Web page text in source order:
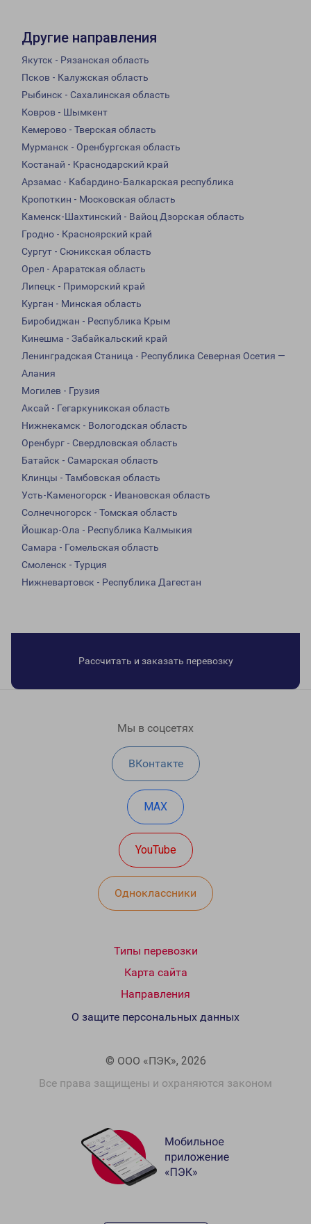
Другие направления
Якутск - Рязанская область
Псков - Калужская область
Рыбинск - Сахалинская область
Ковров - Шымкент
Кемерово - Тверская область
Мурманск - Оренбургская область
Костанай - Краснодарский край
Арзамас - Кабардино-Балкарская республика
Кропоткин - Московская область
Каменск-Шахтинский - Вайоц Дзорская область
Гродно - Красноярский край
Сургут - Сюникская область
Орел - Араратская область
Липецк - Приморский край
Курган - Минская область
Биробиджан - Республика Крым
Кинешма - Забайкальский край
Ленинградская Станица - Республика Северная Осетия —
Алания
Могилев - Грузия
Аксай - Гегаркуникская область
Нижнекамск - Вологодская область
Оренбург - Свердловская область
Батайск - Самарская область
Клинцы - Тамбовская область
Усть-Каменогорск - Ивановская область
Солнечногорск - Томская область
Йошкар-Ола - Республика Калмыкия
Самара - Гомельская область
Смоленск - Турция
Нижневартовск - Республика Дагестан
Рассчитать и заказать перевозку
Мы в соцсетях
ВКонтакте
MAX
YouTube
Одноклассники
Типы перевозки
Карта сайта
Направления
© ООО «ПЭК», 2026
Все права защищены и охраняются законом
О защите персональных данных